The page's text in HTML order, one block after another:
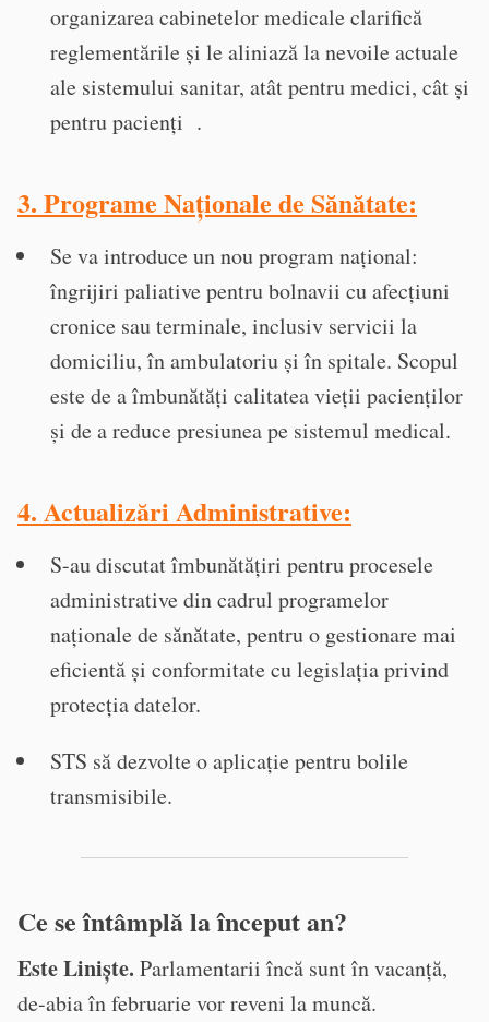
organizarea cabinetelor medicale clarifică
reglementările și le aliniază la nevoile actuale
ale sistemului sanitar, atât pentru medici, cât și
pentru pacienți .
3. Programe Naționale de Sănătate:
Se va introduce un nou program național:
îngrijiri paliative pentru bolnavii cu afecțiuni
cronice sau terminale, inclusiv servicii la
domiciliu, în ambulatoriu și în spitale. Scopul
este de a îmbunătăți calitatea vieții pacienților
și de a reduce presiunea pe sistemul medical.
4. Actualizări Administrative:
S-au discutat îmbunătățiri pentru procesele
administrative din cadrul programelor
naționale de sănătate, pentru o gestionare mai
eficientă și conformitate cu legislația privind
protecția datelor.
STS să dezvolte o aplicație pentru bolile
transmisibile.
Ce se întâmplă la început an?
Este Liniște. Parlamentarii încă sunt în vacanță,
de-abia în februarie vor reveni la muncă.